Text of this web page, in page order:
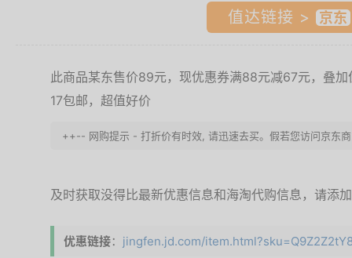
值达链接 >
此商品某东售价89元，现优惠券满88元减67元，叠
17包邮，超值好价
++-- 网购提示 - 打折价有时效, 请迅速去买。假若您访问京东
及时获取没得比最新优惠信息和海淘代购信息，请添
优惠链接： jingfen.jd.com/